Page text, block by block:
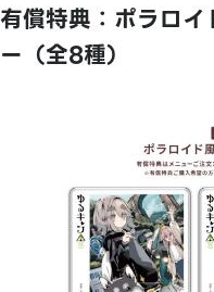
有償特典：ポラロイ
ー（全8種）